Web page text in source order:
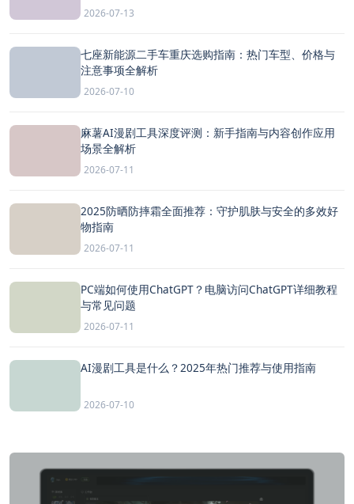
2026-07-13
七座新能源二手车重庆选购指南：热门车型、价格与
注意事项全解析
2026-07-10
麻薯AI漫剧工具深度评测：新手指南与内容创作应用
场景全解析
2026-07-11
2025防晒防摔霜全面推荐：守护肌肤与安全的多效好
物指南
2026-07-11
PC端如何使用ChatGPT？电脑访问ChatGPT详细教程
与常见问题
2026-07-11
AI漫剧工具是什么？2025年热门推荐与使用指南
2026-07-10